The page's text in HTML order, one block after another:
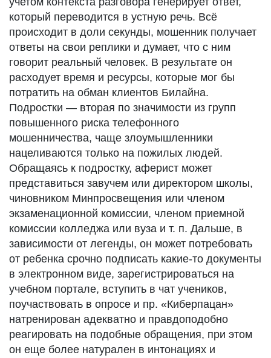
который переводится в устную речь. Всё
происходит в доли секунды, мошенник получает
ответы на свои реплики и думает, что с ним
говорит реальный человек. В результате он
расходует время и ресурсы, которые мог бы
потратить на обман клиентов Билайна.
Подростки — вторая по значимости из групп
повышенного риска телефонного
мошенничества, чаще злоумышленники
нацеливаются только на пожилых людей.
Обращаясь к подростку, аферист может
представиться завучем или директором школы,
чиновником Минпросвещения или членом
экзаменационной комиссии, членом приемной
комиссии колледжа или вуза и т. п. Дальше, в
зависимости от легенды, он может потребовать
от ребенка срочно подписать какие-то документы
в электронном виде, зарегистрироваться на
учебном портале, вступить в чат учеников,
поучаствовать в опросе и пр. «Киберпацан»
натренирован адекватно и правдоподобно
реагировать на подобные обращения, при этом
он еще более натурален в интонациях и